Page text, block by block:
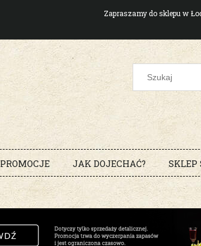
Zapraszamy do sklepu w
PROMOCJE JAK DOJECHAĆ? SKLEP